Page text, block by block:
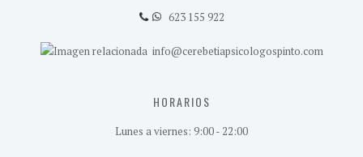
623 155 922
info@cerebetiapsicologospinto.com
HORARIOS
Lunes a viernes: 9:00 - 22:00